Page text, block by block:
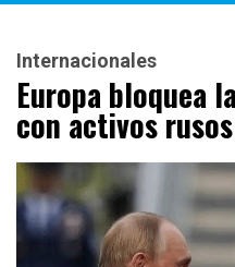
Internacionales
Europa bloquea
con activos rusos